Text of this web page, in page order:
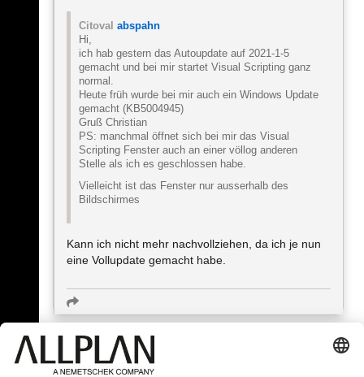
Citoval abspahn
Hi,
ich hab gestern das Autoupdate auf 2021-1-5
gemacht und bei mir startet Visual Scripting ganz
normal.
Heute früh wurde bei mir auch ein Windows Update
gemacht (KB5004945)
Gruß Christian
PS: manchmal öffnet sich bei mir das Visual
Scripting Fenster auch an einer völlog anderen
Stelle als ich es geschlossen habe.
Vielleicht ist das Fenster nur ausserhalb des
Bildschirmes
Kann ich nicht mehr nachvollziehen, da ich je nun
eine Vollupdate gemacht habe.